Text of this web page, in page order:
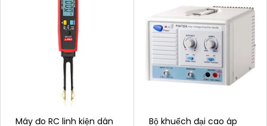
Máy đo RC linh kiện dán
Bộ khuếch đại cao áp